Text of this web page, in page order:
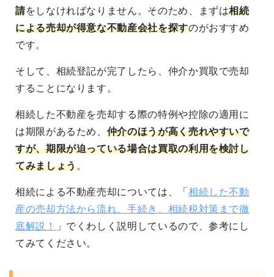
請をしなければなりません。そのため、まずは相続
による売却が得意な不動産会社を探すのがおすすめ
です。
そして、相続登記が完了したら、仲介か買取で売却
することになります。
相続した不動産を売却する際の特例や控除の適用に
は期限があるため、 仲介のほうが高く売れやすいで
すが、期限が迫っている場合は買取の利用を検討し
てみましょう。
相続による不動産売却については、「 相続した不動
産の売却方法から流れ、手続き、相続税対策まで徹
底解説！
」でくわしく説明しているので、参考にし
てみてください。